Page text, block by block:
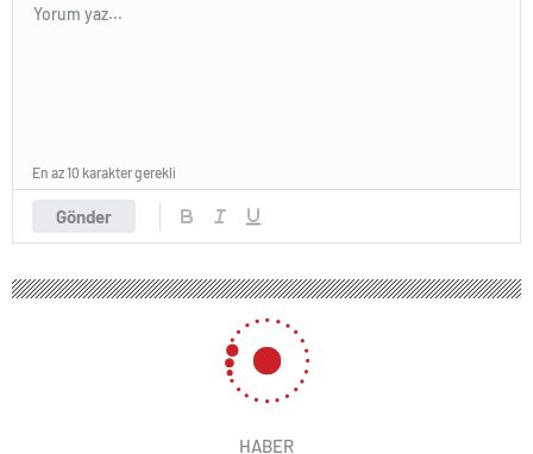
Gönder
En az 10 karakter gerekli
HABER